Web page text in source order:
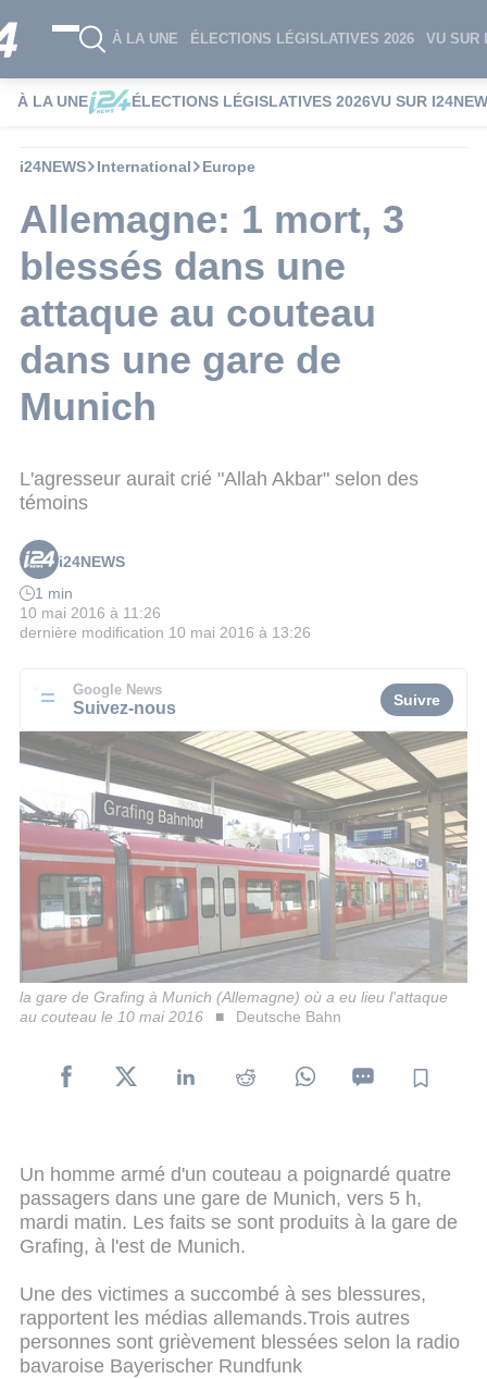
À LA UNE ÉLECTIONS LÉGISLATIVES 2026 VU SUR
À LA UNE ÉLECTIONS LÉGISLATIVES 2026VU SUR
i24NEWS International Europe
Allemagne: 1 mort, 3
blessés dans une
attaque au couteau
dans une gare de
Munich
L'agresseur aurait crié "Allah Akbar" selon des
témoins
i24NEWS
1 min
10 mai 2016 à 11:26
dernière modification 10 mai 2016 à 13:26
Google News
Suivez-nous Suivre
la gare de Grafing à Munich (Allemagne) où a eu lieu l'attaque
au couteau le 10 mai 2016
Deutsche Bahn
Un homme armé d'un couteau a poignardé quatre
passagers dans une gare de Munich, vers 5 h,
mardi matin. Les faits se sont produits à la gare de
Grafing, à l'est de Munich.
Une des victimes a succombé à ses blessures,
rapportent les médias allemands.Trois autres
personnes sont grièvement blessées selon la radio
bavaroise Bayerischer Rundfunk